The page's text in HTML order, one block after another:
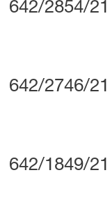
642/2854/21
642/2746/21
642/1849/21